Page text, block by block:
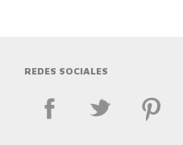
REDES SOCIALES